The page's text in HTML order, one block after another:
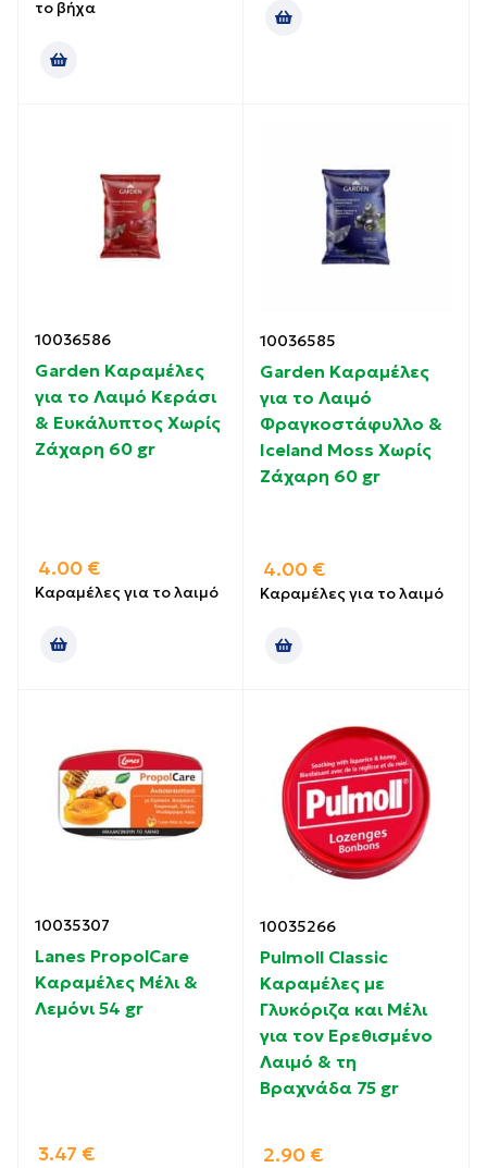
το βήχα
10036586
Garden Καραμέλες
για το Λαιμό Κεράσι
& Ευκάλυπτος Χωρίς
Ζάχαρη 60 gr
4.00 €
Καραμέλες για το λαιμό
10036585
Garden Καραμέλες
για το Λαιμό
Φραγκοστάφυλλο &
Iceland Moss Χωρίς
Ζάχαρη 60 gr
4.00 €
Καραμέλες για το λαιμό
10035307
Lanes PropolCare
Kαραμέλες Μέλι &
Λεμόνι 54 gr
3.47 €
10035266
Pulmoll Classic
Καραμέλες με
Γλυκόριζα και Μέλι
για τον Ερεθισμένο
Λαιμό & τη
Βραχνάδα 75 gr
2.90 €